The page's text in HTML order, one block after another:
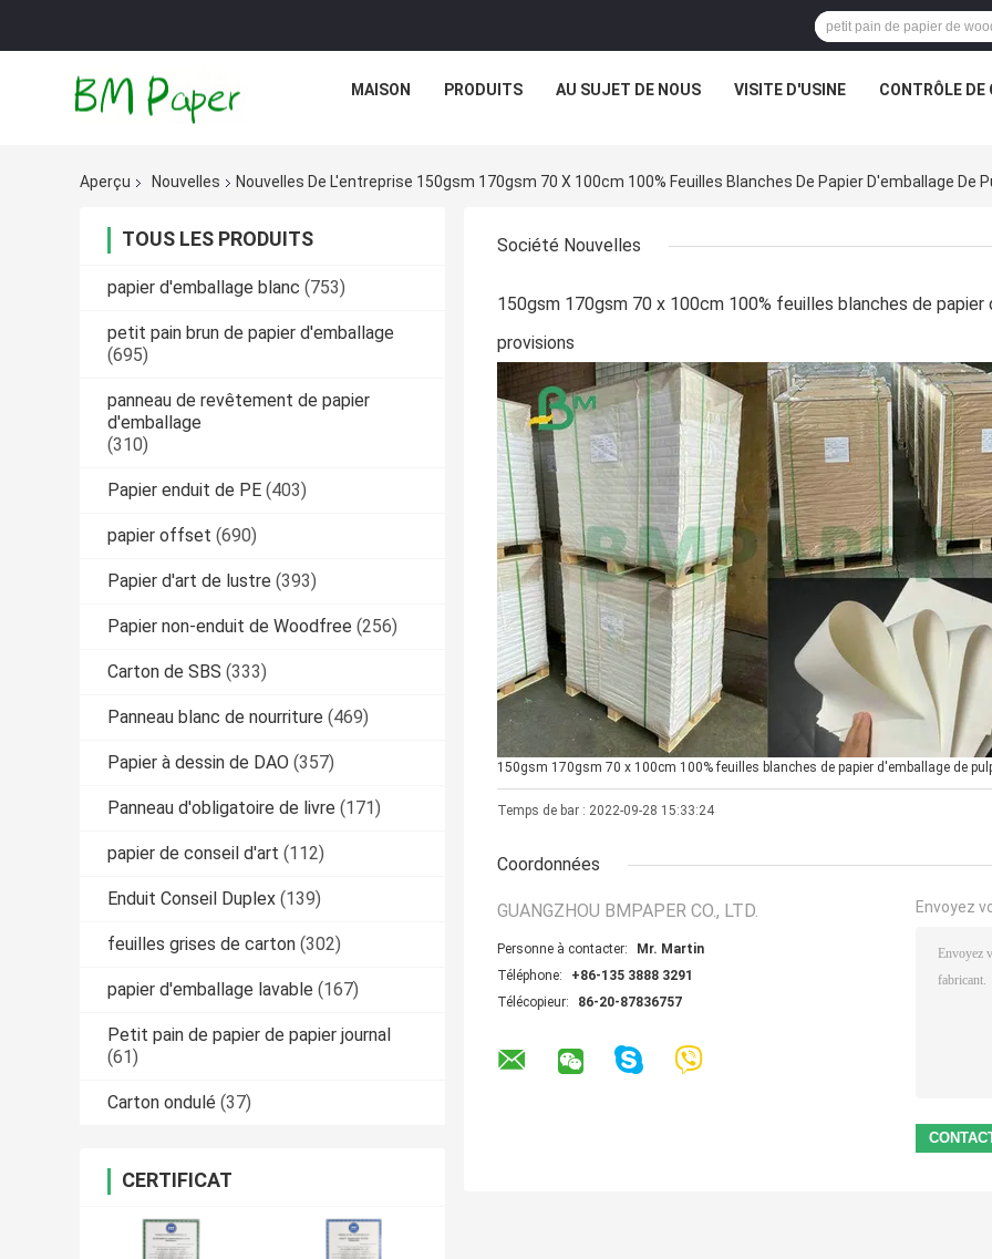
MAISON PRODUITS AU SUJET DE NOUS VISITE D'USINE CONTRÔLE DE
Aperçu Nouvelles Nouvelles De L'entreprise 150gsm 170gsm 70 X 100cm 100% Feuilles Blanches De Papier D'emballage De
TOUS LES PRODUITS
papier d'emballage blanc (753)
petit pain brun de papier d'emballage
(695)
panneau de revêtement de papier
d'emballage
(310)
Papier enduit de PE (403)
papier offset (690)
Papier d'art de lustre (393)
Papier non-enduit de Woodfree (256)
Carton de SBS (333)
Panneau blanc de nourriture (469)
Papier à dessin de DAO (357)
Panneau d'obligatoire de livre (171)
papier de conseil d'art (112)
Enduit Conseil Duplex (139)
feuilles grises de carton (302)
papier d'emballage lavable (167)
Petit pain de papier de papier journal
(61)
Carton ondulé (37)
CERTIFICAT
Société Nouvelles
150gsm 170gsm 70 x 100cm 100% feuilles blanches de
provisions
150gsm 170gsm 70 x 100cm 100% feuilles blanches de papier d'emballage de
Temps de bar : 2022-09-28 15:33:24
Coordonnées
GUANGZHOU BMPAPER CO., LTD.
Personne à contacter:
Mr. Martin
Téléphone:
+86-135 3888 3291
Télécopieur:
86-20-87836757
Envoyez